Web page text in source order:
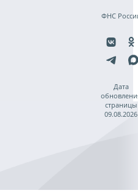
ФНС
Дата
страницы
09.08.2026